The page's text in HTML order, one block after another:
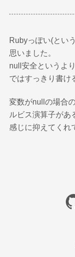
Rubyっぽい(とい
思いました。
null安全というよ
ではすっきり書け
変数がnullの場合
ルビス演算子があ
感じに抑えてくれ